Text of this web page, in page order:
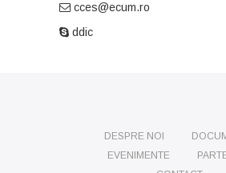
cces@ecum.ro
ddic
DESPRE NOI
EVENIMENTE